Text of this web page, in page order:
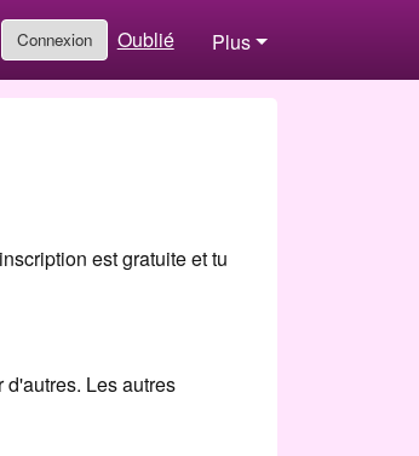
Connexion Oublié Plus
est gratuite et tu
Les autres